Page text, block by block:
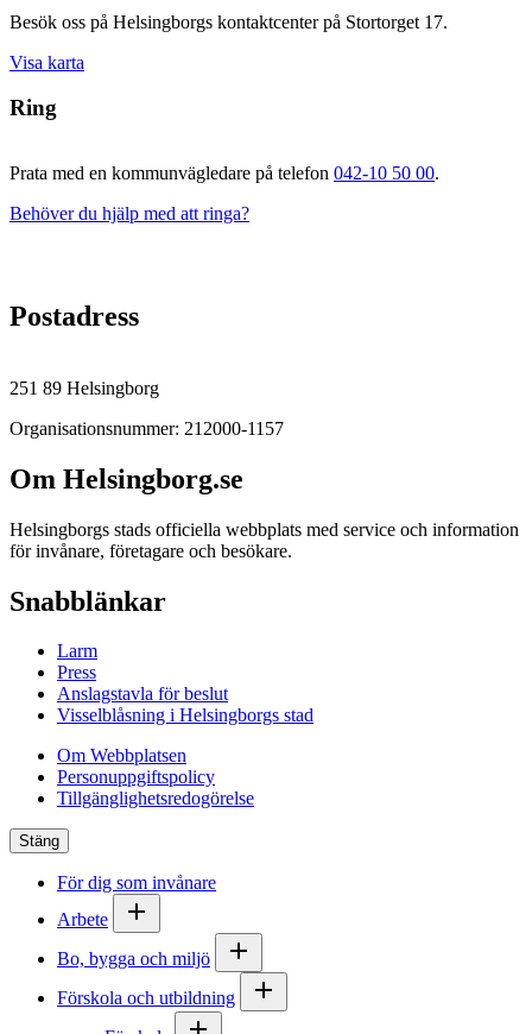
Besök oss på Helsingborgs kontaktcenter på Stortorget 17.
Visa karta
Ring
Prata med en kommunvägledare på telefon 042-10 50 00.
Behöver du hjälp med att ringa?
Postadress
251 89 Helsingborg
Organisationsnummer: 212000-1157
Om Helsingborg.se
Helsingborgs stads officiella webbplats med service och information
för invånare, företagare och besökare.
Snabblänkar
Larm
Press
Anslagstavla för beslut
Visselblåsning i Helsingborgs stad
Om Webbplatsen
Personuppgiftspolicy
Tillgänglighetsredogörelse
Stäng
För dig som invånare
Arbete
Bo, bygga och miljö
Förskola och utbildning